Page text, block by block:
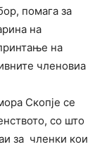
помага за
на
на
членовиа
Скопје се
со што
за членки кои